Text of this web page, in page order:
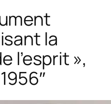
la
l’esprit »,